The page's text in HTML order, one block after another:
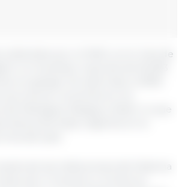
obtenidos por el MAG, en el mes de
un inventario nacional de 56 693
en granjas. De este total, el 80%
se concentra en los
Managua, Masaya y Estelí, lo que
de estas regiones en la
del país.
de las Instituciones del Sistema
Consumo y Comercio,